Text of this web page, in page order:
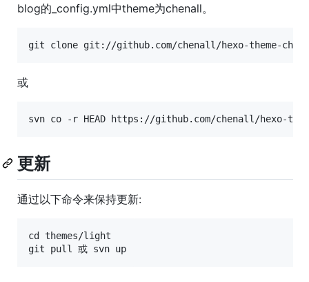
blog的_config.yml中theme为chenall。
或
更新
通过以下命令来保持更新:
cd themes/light